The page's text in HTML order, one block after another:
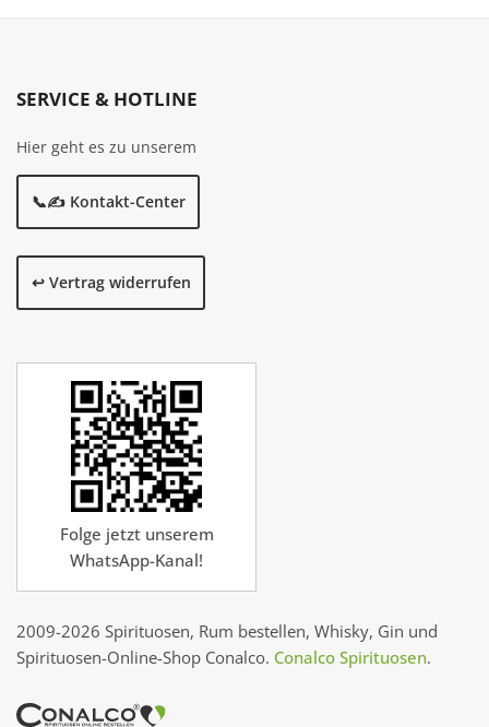
SERVICE & HOTLINE
Hier geht es zu unserem
📞✍️ Kontakt-Center
↩️ Vertrag widerrufen
Folge jetzt unserem
WhatsApp-Kanal!
2009-2026 Spirituosen, Rum bestellen, Whisky, Gin und
Spirituosen-Online-Shop Conalco. Conalco Spirituosen.